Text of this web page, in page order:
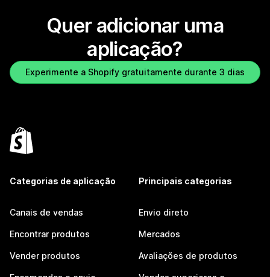
Quer adicionar uma
aplicação?
Experimente a Shopify gratuitamente durante 3 dias
Categorias de aplicação
Canais de vendas
Encontrar produtos
Vender produtos
Principais categorias
Envio direto
Mercados
Avaliações de produtos